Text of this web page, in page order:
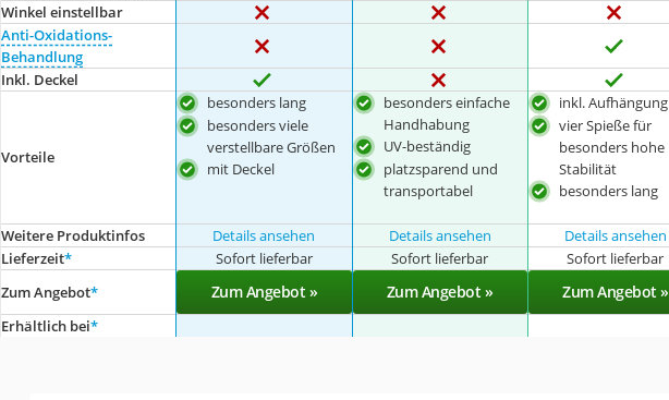
Winkel einstellbar
Anti-Oxidations-
Behandlung
Inkl. Deckel
Vorteile
besonders lang
besonders viele
verstellbare Größen
mit Deckel
besonders einfache
Handhabung
UV-beständig
platzsparend und
transportabel
inkl. Aufhängung
vier Spieße für
besonders hohe
Stabilität
besonders lang
Weitere Produktinfos
Details ansehen Details ansehen Details ansehen
Lieferzeit* Sofort lieferbar Sofort lieferbar Sofort lieferbar
Zum Angebot* Zum Angebot » Zum Angebot » Zum Angebot »
Erhältlich bei*